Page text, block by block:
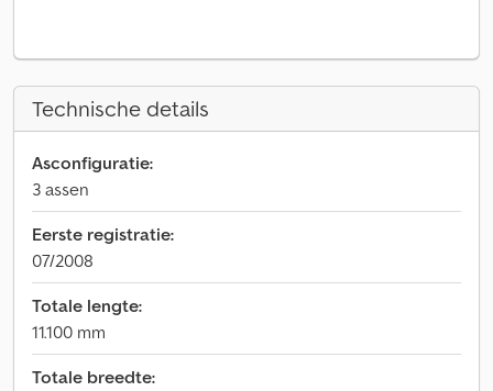
Technische details
Asconfiguratie:
3 assen
Eerste registratie:
07/2008
Totale lengte:
11.100 mm
Totale breedte: